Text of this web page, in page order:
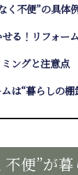
く不便”の具体
る！リフォー
ングと注意点
は“暮らしの棚
不便”が